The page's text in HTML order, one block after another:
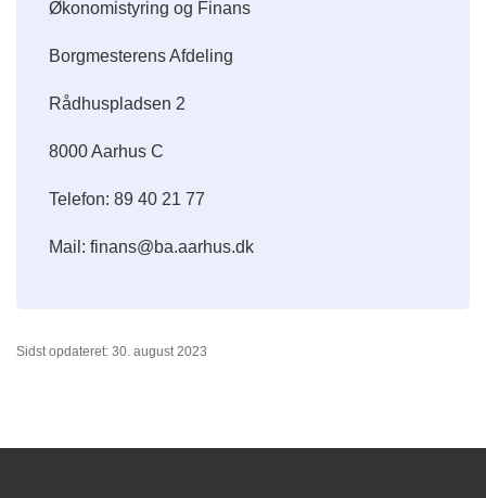
Økonomistyring og Finans
Borgmesterens Afdeling
Rådhuspladsen 2
8000 Aarhus C
Telefon: 89 40 21 77
Mail: finans@ba.aarhus.dk
Sidst opdateret: 30. august 2023